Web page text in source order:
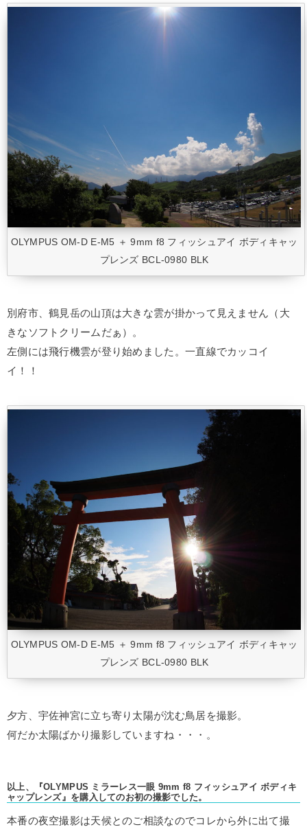
OLYMPUS OM-D E-M5 ＋ 9mm f8 フィッシュアイ ボディキャッ
プレンズ BCL-0980 BLK
別府市、鶴見岳の山頂は大きな雲が掛かって見えません（大
きなソフトクリームだぁ）。
左側には飛行機雲が登り始めました。一直線でカッコイ
イ！！
OLYMPUS OM-D E-M5 ＋ 9mm f8 フィッシュアイ ボディキャッ
プレンズ BCL-0980 BLK
夕方、宇佐神宮に立ち寄り太陽が沈む鳥居を撮影。
何だか太陽ばかり撮影していますね・・・。
以上、『OLYMPUS ミラーレス一眼 9mm f8 フィッシュアイ ボディキ
ャップレンズ』を購入してのお初の撮影でした。
本番の夜空撮影は天候とのご相談なのでコレから外に出て撮